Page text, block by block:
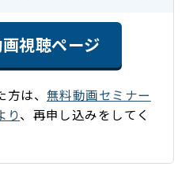
視聴ページ
は、 無料動画セミナー
り、再申し込みをしてく